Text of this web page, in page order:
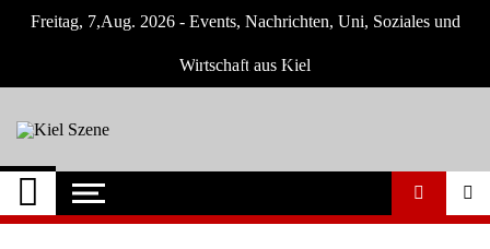
Freitag, 7,Aug. 2026 - Events, Nachrichten, Uni, Soziales und
Wirtschaft aus Kiel
Kiel Szene
Neuigkeiten und Nachrichten aus Kiel und
Umgebung